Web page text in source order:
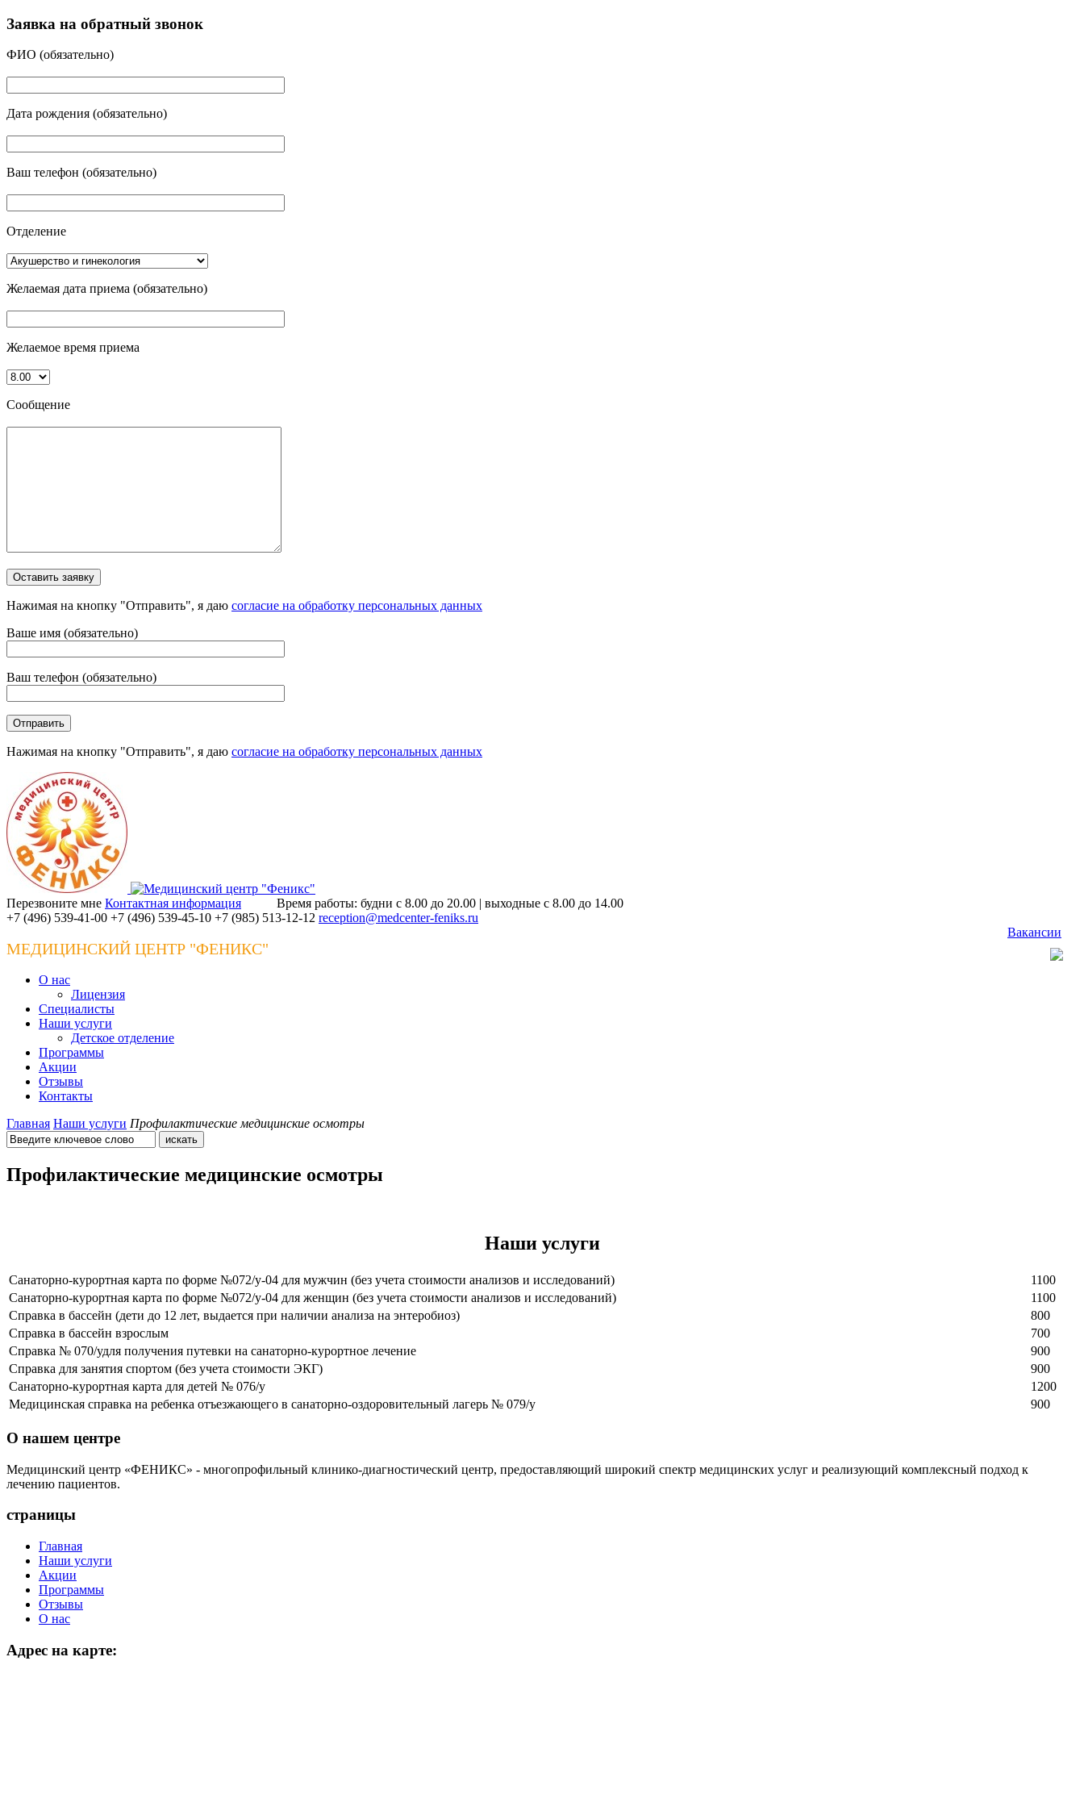
Заявка на обратный звонок
ФИО (обязательно)
Дата рождения (обязательно)
Ваш телефон (обязательно)
Отделение
Желаемая дата приема (обязательно)
Желаемое время приема
Сообщение
Нажимая на кнопку "Отправить", я даю согласие на обработку персональных данных
Ваше имя (обязательно)
Ваш телефон (обязательно)
Нажимая на кнопку "Отправить", я даю согласие на обработку персональных данных
Перезвоните мне Контактная информация
Время работы: будни с 8.00 до 20.00 | выходные с 8.00 до 14.00
+7 (496) 539-41-00 +7 (496) 539-45-10 +7 (985) 513-12-12 reception@medcenter-feniks.ru
МЕДИЦИНСКИЙ ЦЕНТР "ФЕНИКС"
Вакансии
О нас
Лицензия
Специалисты
Наши услуги
Детское отделение
Программы
Акции
Отзывы
Контакты
Главная Наши услуги Профилактические медицинские осмотры
Профилактические медицинские осмотры
Наши услуги
Санаторно-курортная карта по форме №072/у-04 для мужчин (без учета стоимости анализов и исследований)
1100
Санаторно-курортная карта по форме №072/у-04 для женщин (без учета стоимости анализов и исследований)
1100
Справка в бассейн (дети до 12 лет, выдается при наличии анализа на энтеробиоз)
800
Справка в бассейн взрослым
700
Справка № 070/удля получения путевки на санаторно-курортное лечение
900
Справка для занятия спортом (без учета стоимости ЭКГ)
900
Санаторно-курортная карта для детей № 076/у
1200
Медицинская справка на ребенка отъезжающего в санаторно-оздоровительный лагерь № 079/у
900
О нашем центре
Медицинский центр «ФЕНИКС» - многопрофильный клинико-диагностический центр, предоставляющий широкий спектр медицинских услуг и реализующий комплексный подход к
лечению пациентов.
страницы
Главная
Наши услуги
Акции
Программы
Отзывы
О нас
Адрес на карте: